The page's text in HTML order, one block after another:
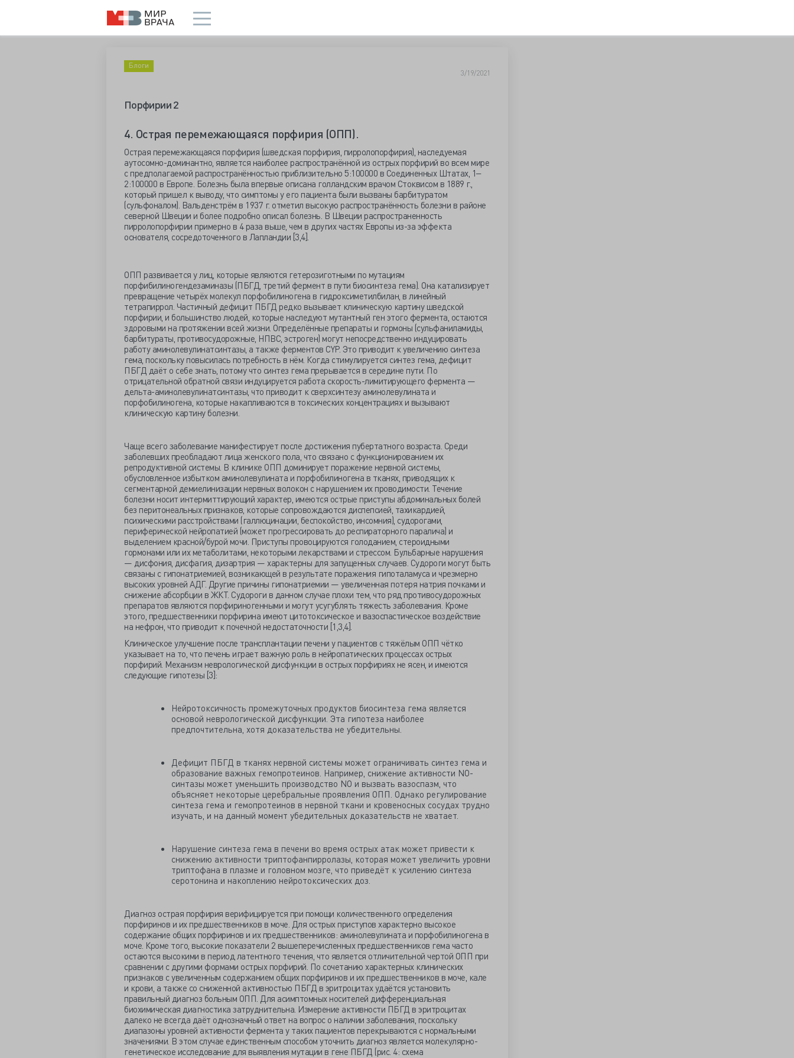
Блоги
3/19/2021
Порфирии 2
4. Острая перемежающаяся порфирия (ОПП).
Острая перемежающаяся порфирия (шведская порфирия, пирролопорфирия), наследуемая
аутосомно-доминантно, является наиболее распространённой из острых порфирий во всем мире
с предполагаемой распространённостью приблизительно 5:100000 в Соединенных Штатах, 1‒
2:100000 в Европе. Болезнь была впервые описана голландским врачом Стоквисом в 1889 г.,
который пришел к выводу, что симптомы у его пациента были вызваны барбитуратом
(сульфоналом). Вальденстрём в 1937 г. отметил высокую распространённость болезни в районе
северной Швеции и более подробно описал болезнь. В Швеции распространенность
пирролопорфирии примерно в 4 раза выше, чем в других частях Европы из-за эффекта
основателя, сосредоточенного в Лапландии [3,4].
ОПП развивается у лиц, которые являются гетерозиготными по мутациям
порфибилиногендезаминазы (ПБГД, третий фермент в пути биосинтеза гема). Она катализирует
превращение четырёх молекул порфобилиногена в гидроксиметилбилан, в линейный
тетрапиррол. Частичный дефицит ПБГД редко вызывает клиническую картину шведской
порфирии, и большинство людей, которые наследуют мутантный ген этого фермента, остаются
здоровыми на протяжении всей жизни. Определённые препараты и гормоны (сульфаниламиды,
барбитураты, противосудорожные, НПВС, эстроген) могут непосредственно индуцировать
работу аминолевулинатсинтазы, а также ферментов CYP. Это приводит к увеличению синтеза
гема, поскольку повысилась потребность в нём. Когда стимулируется синтез гема, дефицит
ПБГД даёт о себе знать, потому что синтез гема прерывается в середине пути. По
отрицательной обратной связи индуцируется работа скорость-лимитирующего фермента —
дельта-аминолевулинатсинтазы, что приводит к сверхсинтезу аминолевулината и
порфобилиногена, которые накапливаются в токсических концентрациях и вызывают
клиническую картину болезни.
Чаще всего заболевание манифестирует после достижения пубертатного возраста. Среди
заболевших преобладают лица женского пола, что связано с функционированием их
репродуктивной системы. В клинике ОПП доминирует поражение нервной системы,
обусловленное избытком аминолевулината и порфобилиногена в тканях, приводящих к
сегментарной демиелинизации нервных волокон с нарушением их проводимости. Течение
болезни носит интермиттирующий характер, имеются острые приступы абдоминальных болей
без перитонеальных признаков, которые сопровождаются диспепсией, тахикардией,
психическими расстройствами (галлюцинации, беспокойство, инсомния), судорогами,
периферической нейропатией (может прогрессировать до респираторного паралича) и
выделением красной/бурой мочи. Приступы провоцируются голоданием, стероидными
гормонами или их метаболитами, некоторыми лекарствами и стрессом. Бульбарные нарушения
— дисфония, дисфагия, дизартрия — характерны для запущенных случаев. Судороги могут быть
связаны с гипонатриемией, возникающей в результате поражения гипоталамуса и чрезмерно
высоких уровней АДГ. Другие причины гипонатриемии — увеличенная потеря натрия почками и
снижение абсорбции в ЖКТ. Судороги в данном случае плохи тем, что ряд противосудорожных
препаратов являются порфириногенными и могут усугублять тяжесть заболевания. Кроме
этого, предшественники порфирина имеют цитотоксическое и вазоспастическое воздействие
на нефрон, что приводит к почечной недостаточности [1,3,4].
Клиническое улучшение после трансплантации печени у пациентов с тяжёлым ОПП чётко
указывает на то, что печень играет важную роль в нейропатических процессах острых
порфирий. Механизм неврологической дисфункции в острых порфириях не ясен, и имеются
следующие гипотезы [3]:
Нейротоксичность промежуточных продуктов биосинтеза гема является
основой неврологической дисфункции. Эта гипотеза наиболее
предпочтительна, хотя доказательства не убедительны.
Дефицит ПБГД в тканях нервной системы может ограничивать синтез гема и
образование важных гемопротеинов. Например, снижение активности NO-
синтазы может уменьшить производство NO и вызвать вазоспазм, что
объясняет некоторые церебральные проявления ОПП. Однако регулирование
синтеза гема и гемопротеинов в нервной ткани и кровеносных сосудах трудно
изучать, и на данный момент убедительных доказательств не хватает.
Нарушение синтеза гема в печени во время острых атак может привести к
снижению активности триптофанпирролазы, которая может увеличить уровни
триптофана в плазме и головном мозге, что приведёт к усилению синтеза
серотонина и накоплению нейротоксических доз.
Диагноз острая порфирия верифицируется при помощи количественного определения
порфиринов и их предшественников в моче. Для острых приступов характерно высокое
содержание общих порфиринов и их предшественников: аминолевулината и порфобилиногена в
моче. Кроме того, высокие показатели 2 вышеперечисленных предшественников гема часто
остаются высокими в период латентного течения, что является отличительной чертой ОПП при
сравнении с другими формами острых порфирий. По сочетанию характерных клинических
признаков с увеличенным содержанием общих порфиринов и их предшественников в моче, кале
и крови, а также со сниженной активностью ПБГД в эритроцитах удаётся установить
правильный диагноз больным ОПП. Для асимптомных носителей дифференциальная
биохимическая диагностика затруднительна. Измерение активности ПБГД в эритроцитах
далеко не всегда даёт однозначный ответ на вопрос о наличии заболевания, поскольку
диапазоны уровней активности фермента у таких пациентов перекрываются с нормальными
значениями. В этом случае единственным способом уточнить диагноз является молекулярно-
генетическое исследование для выявления мутации в гене ПБГД (рис. 4: схема